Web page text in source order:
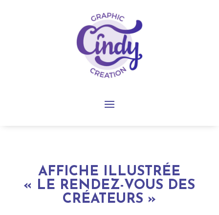
AFFICHE ILLUSTRÉE
« LE RENDEZ-VOUS DES
CRÉATEURS »